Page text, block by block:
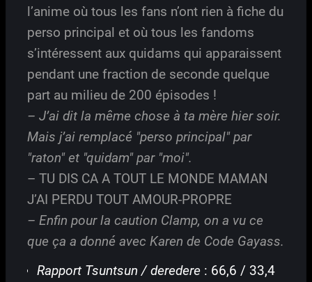
l’anime où tous les fans n’ont rien à fiche du
perso principal et où tous les fandoms
s’intéressent aux quidams qui apparaissent
pendant une fraction de seconde quelque
part au milieu de 200 épisodes !
– J’ai dit la même chose à ta mère hier soir.
Mais j’ai remplacé "perso principal" par
"raton" et "quidam" par "moi".
– TU DIS CA A TOUT LE MONDE MAMAN
J’AI PERDU TOUT AMOUR-PROPRE
– Enfin pour la caution Clamp, on a vu ce
que ça a donné avec Karen de Code Gayass.
Rapport Tsuntsun / deredere: 66,6 / 33,4